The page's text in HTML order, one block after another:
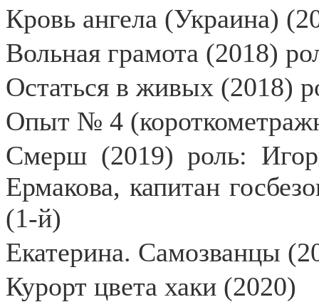
Кровь ангела (Украина)
Вольная грамота (2018)
Остаться в живых (2018)
Опыт № 4
Смерш (2019) роль:
Ермакова, капитан
(1-й)
Екатерина. Самозванцы
Курорт цвета хаки (2020)